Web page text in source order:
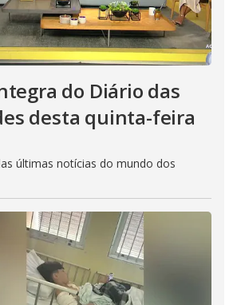
do Diário das
desta quinta-feira
últimas notícias do mundo dos